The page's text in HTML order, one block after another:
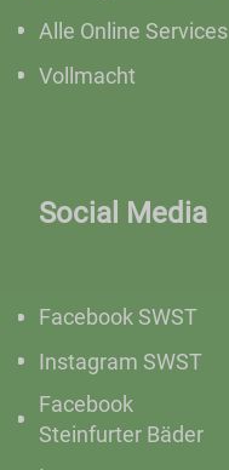
Alle Online Services
Vollmacht
Social Media
Facebook SWST
Instagram SWST
Facebook
Steinfurter Bäder